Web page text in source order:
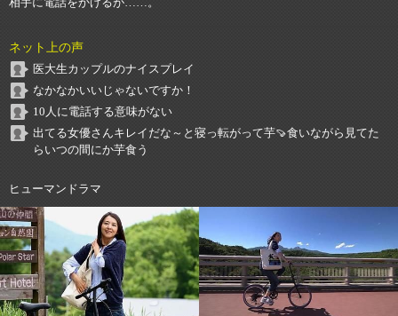
ネット上の声
医大生カップルのナイスプレイ
なかなかいいじゃないですか！
10人に電話する意味がない
出てる女優さんキレイだな～と寝っ転がって芋🍠食いながら見てた
らいつの間にか芋食う
ヒューマンドラマ